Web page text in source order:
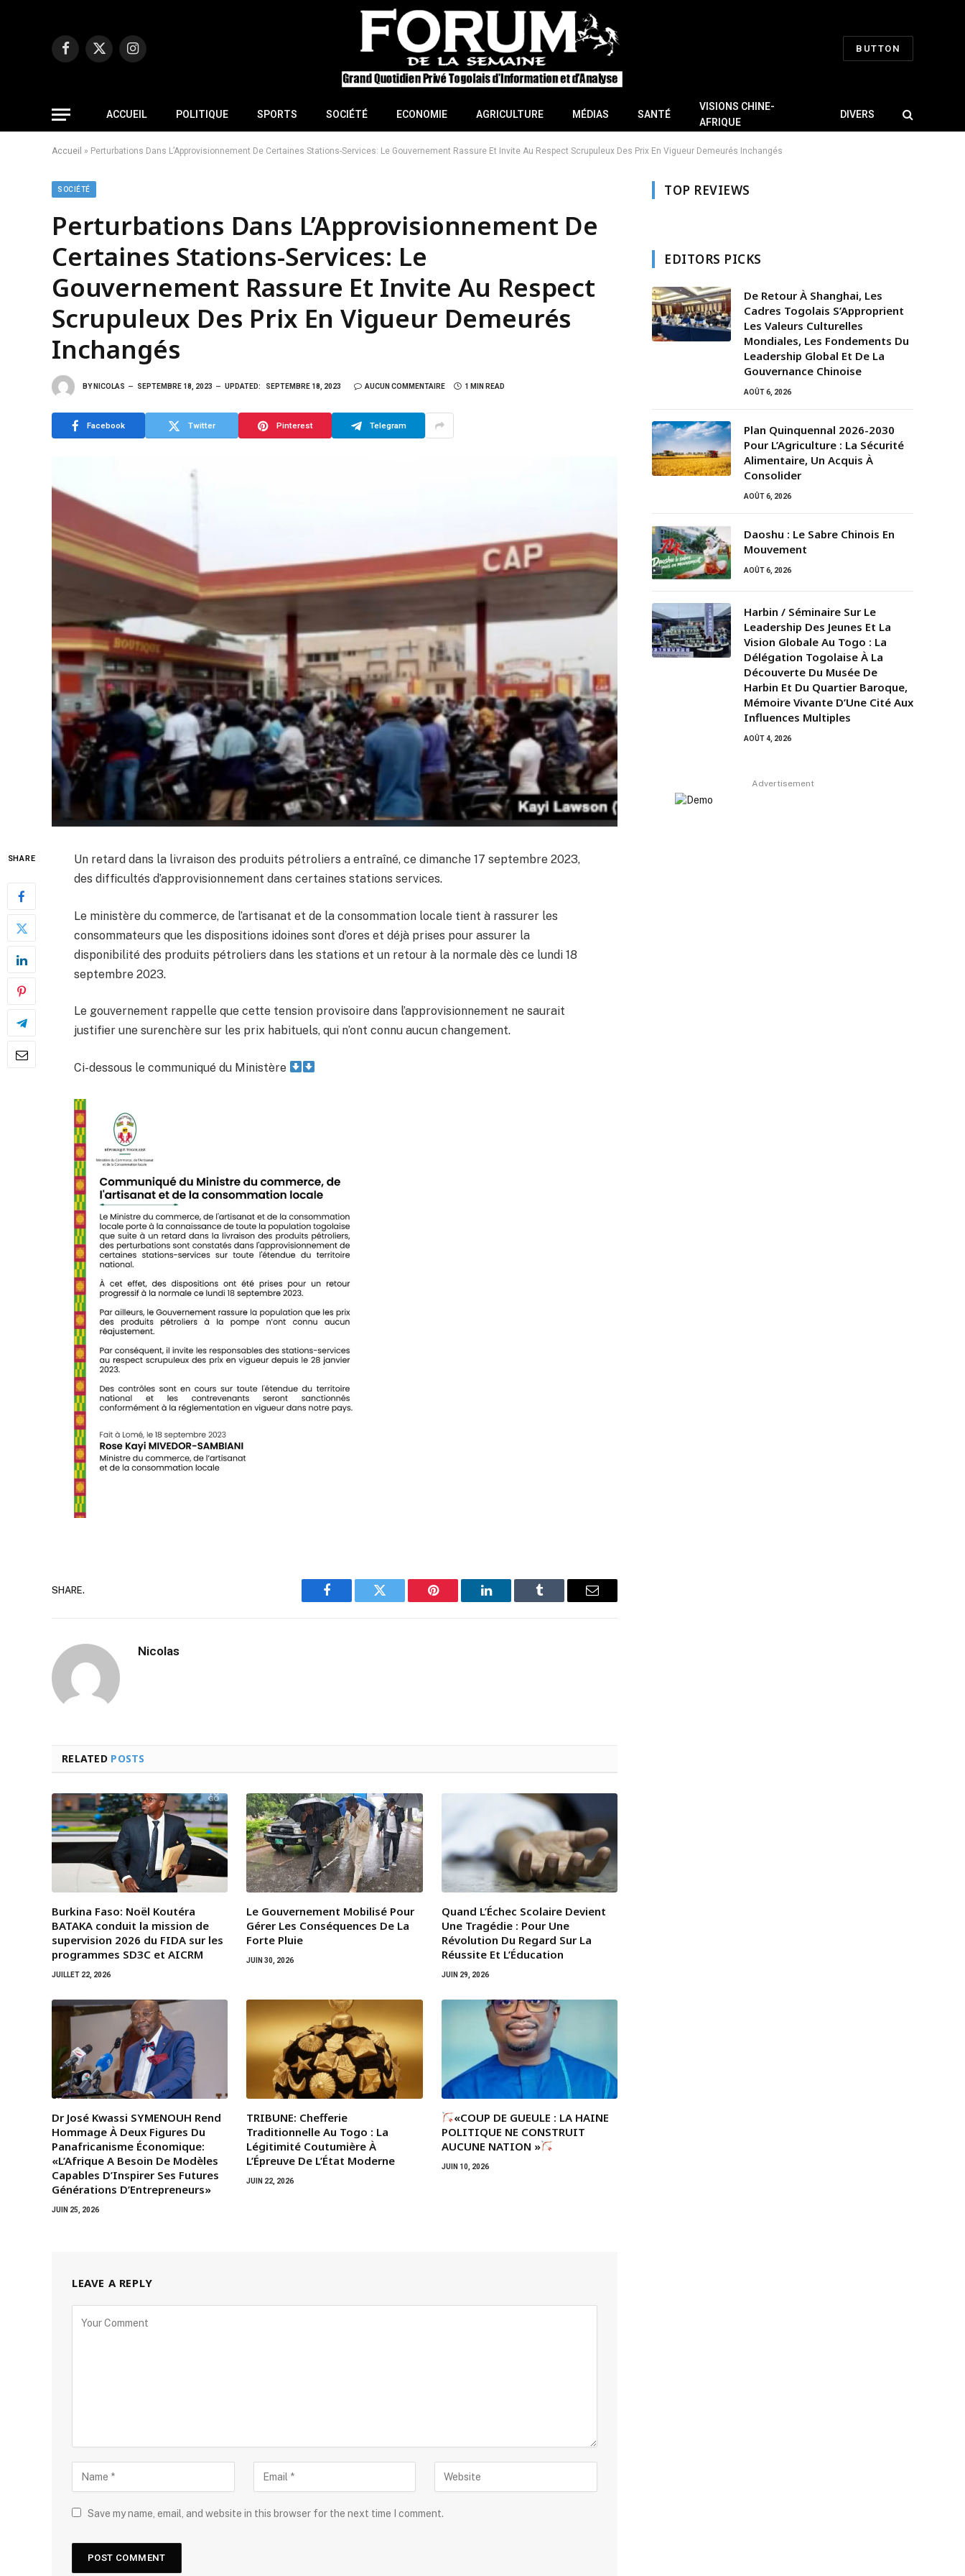
Facebook
X
Instagram
BUTTON
ACCUEIL POLITIQUE SPORTS SOCIÉTÉ ECONOMIE AGRICULTURE MÉDIAS SANTÉ
VISIONS CHINE-
AFRIQUE
DIVERS
Accueil » Perturbations Dans L’Approvisionnement De Certaines Stations-Services: Le Gouvernement Rassure Et Invite Au Respect Scrupuleux Des Prix En Vigueur Demeurés Inchangés
SOCIÉTÉ
Perturbations Dans L’Approvisionnement De
Certaines Stations-Services: Le
Gouvernement Rassure Et Invite Au Respect
Scrupuleux Des Prix En Vigueur Demeurés
Inchangés
BY NICOLAS SEPTEMBRE 18, 2023 UPDATED: SEPTEMBRE 18, 2023 AUCUN COMMENTAIRE 1 MIN READ
Facebook Twitter Pinterest Telegram
SHARE
Un retard dans la livraison des produits pétroliers a entraîné, ce dimanche 17 septembre 2023,
des difficultés d’approvisionnement dans certaines stations services.
Le ministère du commerce, de l’artisanat et de la consommation locale tient à rassurer les
consommateurs que les dispositions idoines sont d’ores et déjà prises pour assurer la
disponibilité des produits pétroliers dans les stations et un retour à la normale dès ce lundi 18
septembre 2023.
Le gouvernement rappelle que cette tension provisoire dans l’approvisionnement ne saurait
justifier une surenchère sur les prix habituels, qui n’ont connu aucun changement.
Ci-dessous le communiqué du Ministère
SHARE.
Facebook Twitter Pinterest LinkedIn Tumblr Email
Nicolas
RELATED POSTS
Burkina Faso: Noël Koutéra
BATAKA conduit la mission de
supervision 2026 du FIDA sur les
programmes SD3C et AICRM
JUILLET 22, 2026
Le Gouvernement Mobilisé Pour
Gérer Les Conséquences De La
Forte Pluie
JUIN 30, 2026
Quand L’Échec Scolaire Devient
Une Tragédie : Pour Une
Révolution Du Regard Sur La
Réussite Et L’Éducation
JUIN 29, 2026
Dr José Kwassi SYMENOUH Rend
Hommage À Deux Figures Du
Panafricanisme Économique:
«L’Afrique A Besoin De Modèles
Capables D’Inspirer Ses Futures
Générations D’Entrepreneurs»
JUIN 25, 2026
TRIBUNE: Chefferie
Traditionnelle Au Togo : La
Légitimité Coutumière À
L’Épreuve De L’État Moderne
JUIN 22, 2026
«COUP DE GUEULE : LA HAINE
POLITIQUE NE CONSTRUIT
AUCUNE NATION »
JUIN 10, 2026
LEAVE A REPLY
Save my name, email, and website in this browser for the next time I comment.
TOP REVIEWS
EDITORS PICKS
De Retour À Shanghai, Les
Cadres Togolais S’Approprient
Les Valeurs Culturelles
Mondiales, Les Fondements Du
Leadership Global Et De La
Gouvernance Chinoise
AOÛT 6, 2026
Plan Quinquennal 2026-2030
Pour L’Agriculture : La Sécurité
Alimentaire, Un Acquis À
Consolider
AOÛT 6, 2026
Daoshu : Le Sabre Chinois En
Mouvement
AOÛT 6, 2026
Harbin / Séminaire Sur Le
Leadership Des Jeunes Et La
Vision Globale Au Togo : La
Délégation Togolaise À La
Découverte Du Musée De
Harbin Et Du Quartier Baroque,
Mémoire Vivante D’Une Cité Aux
Influences Multiples
AOÛT 4, 2026
Advertisement